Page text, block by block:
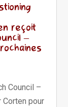
reçoit
–
Council –
Corten pour